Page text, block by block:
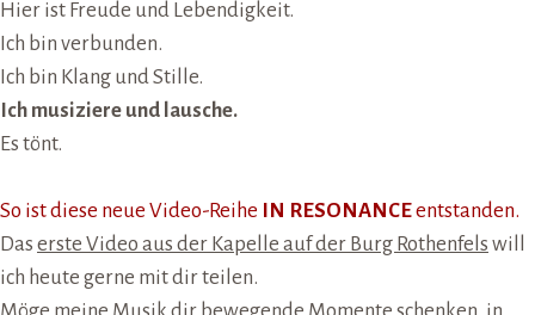
Hier ist Freude und Lebendigkeit.
Ich bin verbunden.
Ich bin Klang und Stille.
Ich musiziere und lausche.
Es tönt.
So ist diese neue Video-Reihe IN RESONANCEentstanden.
Das erste Video aus der Kapelle auf der Burg Rothenfels will
ich heute gerne mit dir teilen.